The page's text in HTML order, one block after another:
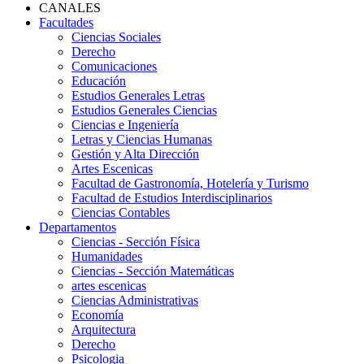
CANALES
Facultades
Ciencias Sociales
Derecho
Comunicaciones
Educación
Estudios Generales Letras
Estudios Generales Ciencias
Ciencias e Ingeniería
Letras y Ciencias Humanas
Gestión y Alta Dirección
Artes Escenicas
Facultad de Gastronomía, Hotelería y Turismo
Facultad de Estudios Interdisciplinarios
Ciencias Contables
Departamentos
Ciencias - Sección Física
Humanidades
Ciencias - Sección Matemáticas
artes escenicas
Ciencias Administrativas
Economía
Arquitectura
Derecho
Psicologia